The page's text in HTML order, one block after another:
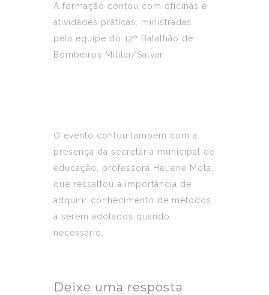
A formação contou com oficinas e
atividades práticas, ministradas
pela equipe do 12º Batalhão de
Bombeiros Militar/Salvar.
O evento contou também com a
presença da secretária municipal de
educação, professora Heliene Mota,
que ressaltou a importância de
adquirir conhecimento de métodos
à serem adotados quando
necessário.
Deixe uma resposta